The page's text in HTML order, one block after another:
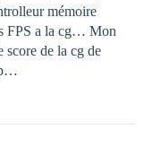
mémoire
FPS a la cg… Mon
score de la cg de